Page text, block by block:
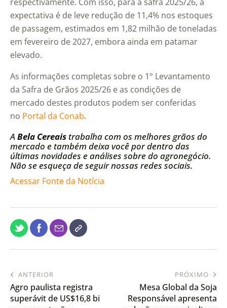
expectativa é de leve redução de 11,4% nos estoques
de passagem, estimados em 1,82 milhão de toneladas
em fevereiro de 2027, embora ainda em patamar
elevado.
As informações completas sobre o 1° Levantamento
da Safra de Grãos 2025/26 e as condições de
mercado destes produtos podem ser conferidas
no Portal da Conab.
A Bela Cereais trabalha com os melhores grãos do
mercado e também deixa você por dentro das
últimas novidades e análises sobre do agronegócio.
Não se esqueça de seguir nossas redes sociais.
Acessar Fonte da Notícia
ANTERIOR
Agro paulista registra
superávit de US$16,8 bi
PRÓXIMO
Mesa Global da Soja
Responsável apresenta